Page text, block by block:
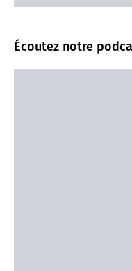
Écoutez notre